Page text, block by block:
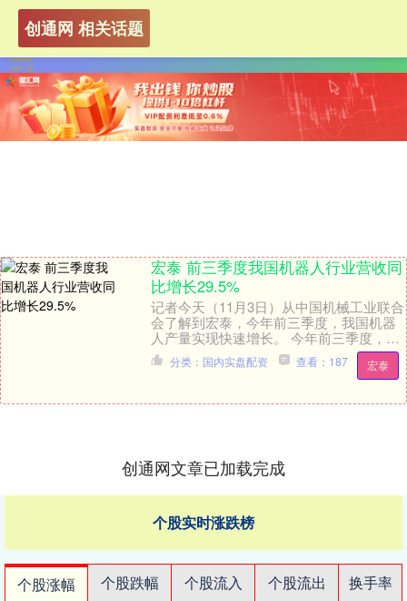
创通网 相关话题
宏泰 前三季度我国机器人行业营收同
比增长29.5%
记者今天（11月3日）从中国机械工业联合
会了解到宏泰，今年前三季度，我国机器
人产量实现快速增长。 今年前三季度，机
器人行业营收同比增长29.5%。不仅如
此，工业....
宏泰
分类：国内实盘配资 查看：187
创通网文章已加载完成
个股实时涨跌榜
个股涨幅 个股跌幅 个股流入 个股流出
换手率